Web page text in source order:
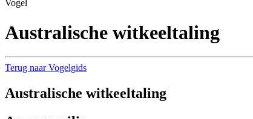
Vogel
Australische witkeeltaling
Terug naar Vogelgids
Australische witkeeltaling